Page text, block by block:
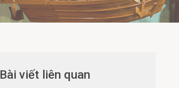
Bài viết liên quan